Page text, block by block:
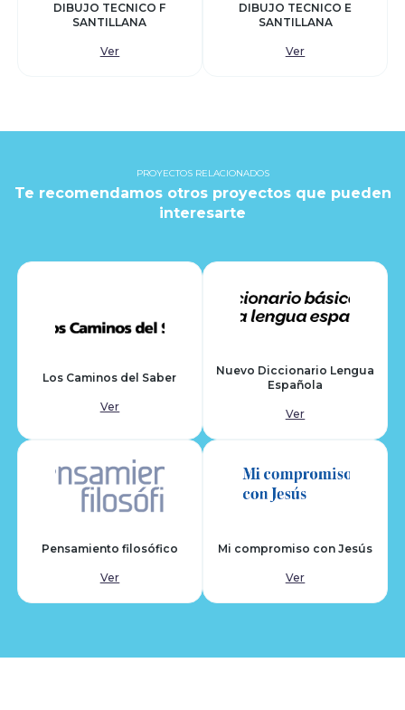
DIBUJO TECNICO F
SANTILLANA
Ver
DIBUJO TECNICO E
SANTILLANA
Ver
PROYECTOS RELACIONADOS
Te recomendamos otros proyectos que pueden
interesarte
Los Caminos del Saber
Ver
Nuevo Diccionario Lengua
Española
Ver
Pensamiento filosófico
Ver
Mi compromiso con Jesús
Ver